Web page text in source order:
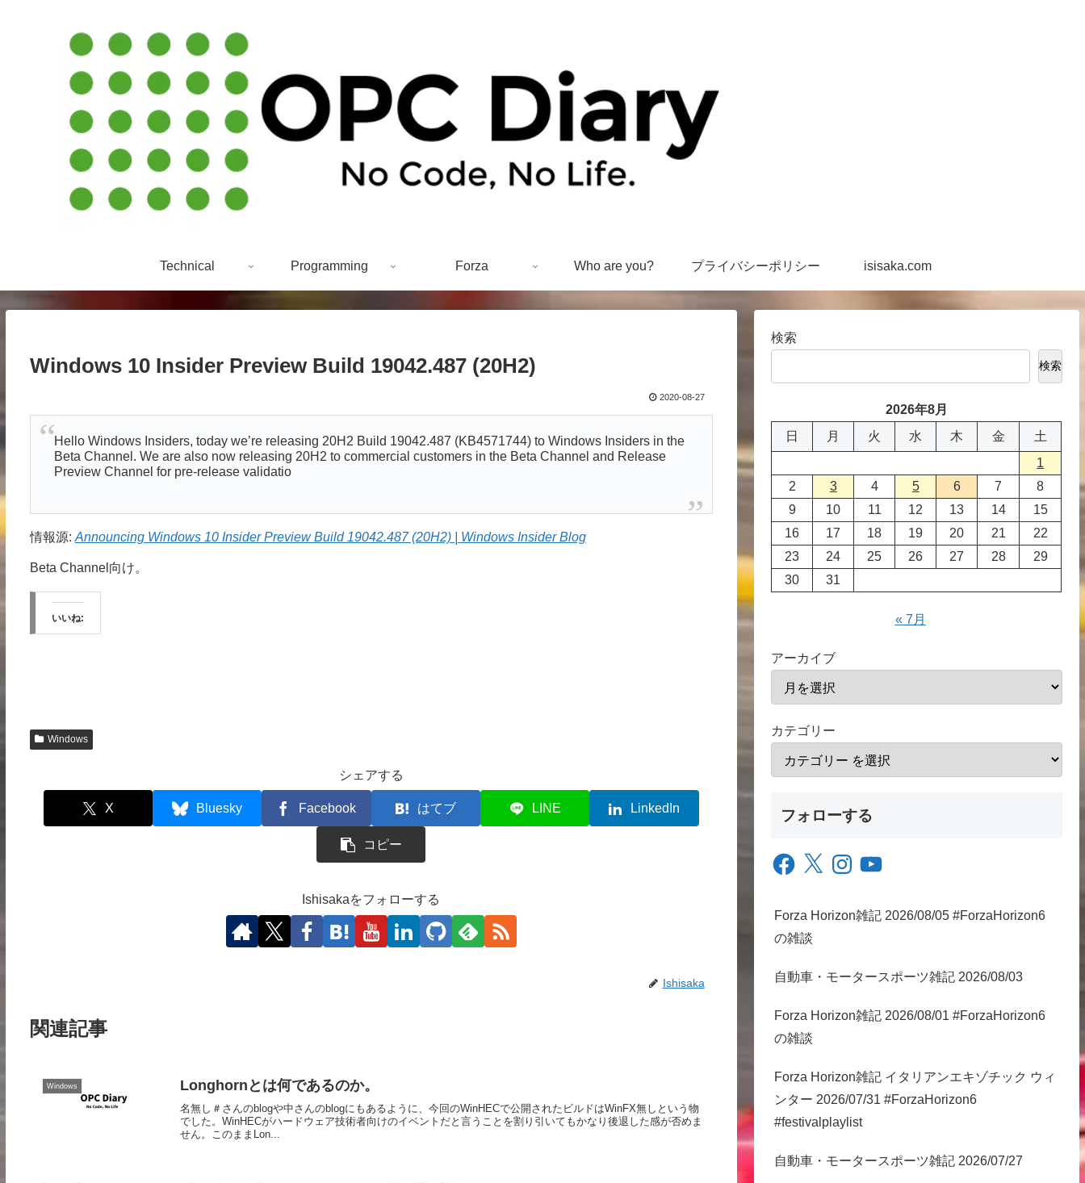
Technical Programming Forza Who are you? プライバシーポリシー isisaka.com
Windows 10 Insider Preview Build 19042.487 (20H2)
2020-08-27
Hello Windows Insiders, today we’re releasing 20H2 Build 19042.487 (KB4571744) to Windows Insiders in the
Beta Channel. We are also now releasing 20H2 to commercial customers in the Beta Channel and Release
Preview Channel for pre-release validatio
情報源: Announcing Windows 10 Insider Preview Build 19042.487 (20H2) | Windows Insider Blog
Beta Channel向け。
いいね:
Windows
シェアする
X Bluesky Facebook はてブ LINE LinkedIn
コピー
Ishisakaをフォローする
Ishisaka
関連記事
Windows Longhornとは何であるのか。
名無し＃さんのblogや中さんのblogにもあるように、今回のWinHECで公開されたビルドはWinFX無しという物
でした。WinHECがハードウェア技術者向けのイベントだと言うことを割り引いてもかなり後退した感が否めま
せん。このままLon...
検索
検索
2026年8月
日
月 火 水 木 金
土
1
2
3 4 5 6 7
8
9
10 11 12 13 14
15
16
17 18 19 20 21
22
23
24 25 26 27 28
29
30
31
« 7月
アーカイブ
カテゴリー
フォローする
Facebook
X InstagramYouTube
Forza Horizon雑記 2026/08/05 #ForzaHorizon6
の雑談
自動車・モータースポーツ雑記 2026/08/03
Forza Horizon雑記 2026/08/01 #ForzaHorizon6
の雑談
Forza Horizon雑記 イタリアンエキゾチック ウィ
ンター 2026/07/31 #ForzaHorizon6
#festivalplaylist
自動車・モータースポーツ雑記 2026/07/27